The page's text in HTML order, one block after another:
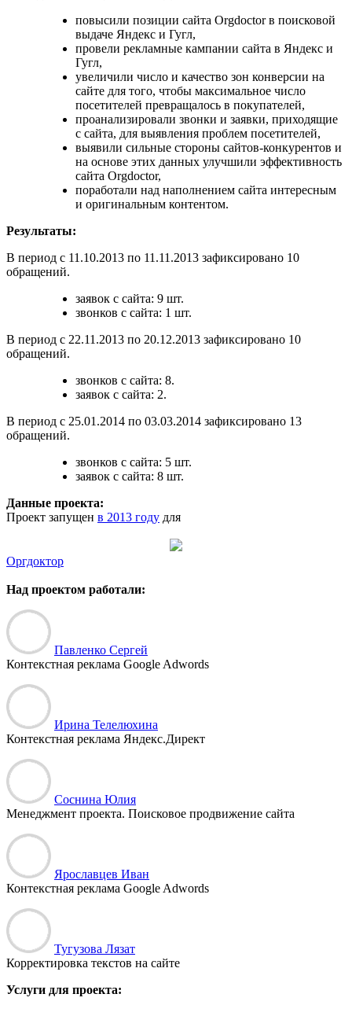
повысили позиции сайта Orgdoctor в поисковой
выдаче Яндекс и Гугл,
провели рекламные кампании сайта в Яндекс и
Гугл,
увеличили число и качество зон конверсии на
сайте для того, чтобы максимальное число
посетителей превращалось в покупателей,
проанализировали звонки и заявки, приходящие
с сайта, для выявления проблем посетителей,
выявили сильные стороны сайтов-конкурентов и
на основе этих данных улучшили эффективность
сайта Orgdoctor,
поработали над наполнением сайта интересным
и оригинальным контентом.
Результаты:
В период с 11.10.2013 по 11.11.2013 зафиксировано 10
обращений.
заявок с сайта: 9 шт.
звонков с сайта: 1 шт.
В период с 22.11.2013 по 20.12.2013 зафиксировано 10
обращений.
звонков с сайта: 8.
заявок с сайта: 2.
В период с 25.01.2014 по 03.03.2014 зафиксировано 13
обращений.
звонков с сайта: 5 шт.
заявок с сайта: 8 шт.
Данные проекта:
Проект запущен в 2013 году для
Оргдоктор
Над проектом работали:
Павленко Сергей
Контекстная реклама Google Adwords
Ирина Телелюхина
Контекстная реклама Яндекс.Директ
Соснина Юлия
Менеджмент проекта. Поисковое продвижение сайта
Ярославцев Иван
Контекстная реклама Google Adwords
Тугузова Лязат
Корректировка текстов на сайте
Услуги для проекта: